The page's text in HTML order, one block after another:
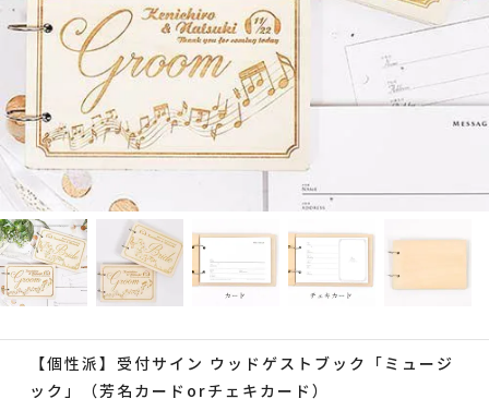
【個性派】受付サイン ウッドゲストブック「ミュージ
ック」（芳名カードorチェキカード）